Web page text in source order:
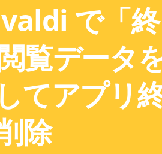
で「
覧データ
てアプリ
除